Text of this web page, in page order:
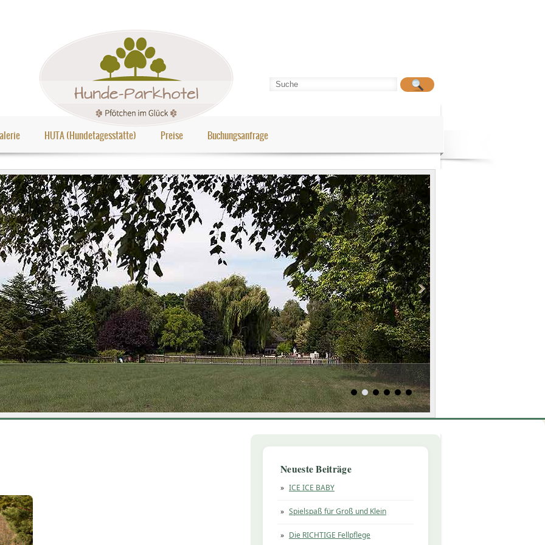
HUTA (Hundetagesstätte) Preise Buchungsanfrage
1 2 3 4 5 6
Neueste Beiträge
ICE ICE BABY
Spielspaß für Groß und Klein
Die RICHTIGE Fellpflege